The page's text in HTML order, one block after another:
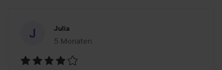
Julia
5 Monaten
Der Beitrag wurde 5 Monaten erstellt